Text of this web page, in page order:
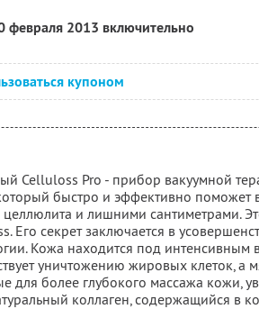
февраля 2013 включительно
купоном
Celluloss Pro - прибор вакуумной
быстро и эффективно поможет
и лишними сантиметрами.
Его секрет заключается в
Кожа находится под интенсивным
уничтожению жировых клеток, а
для более глубокого массажа кожи,
коллаген, содержащийся в